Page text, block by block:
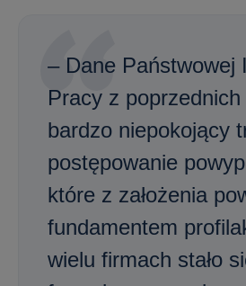
– Dane Państwowej
Pracy z
bardzo niepokojący
postępowanie
które z założenia
fundamentem
wielu firmach stało